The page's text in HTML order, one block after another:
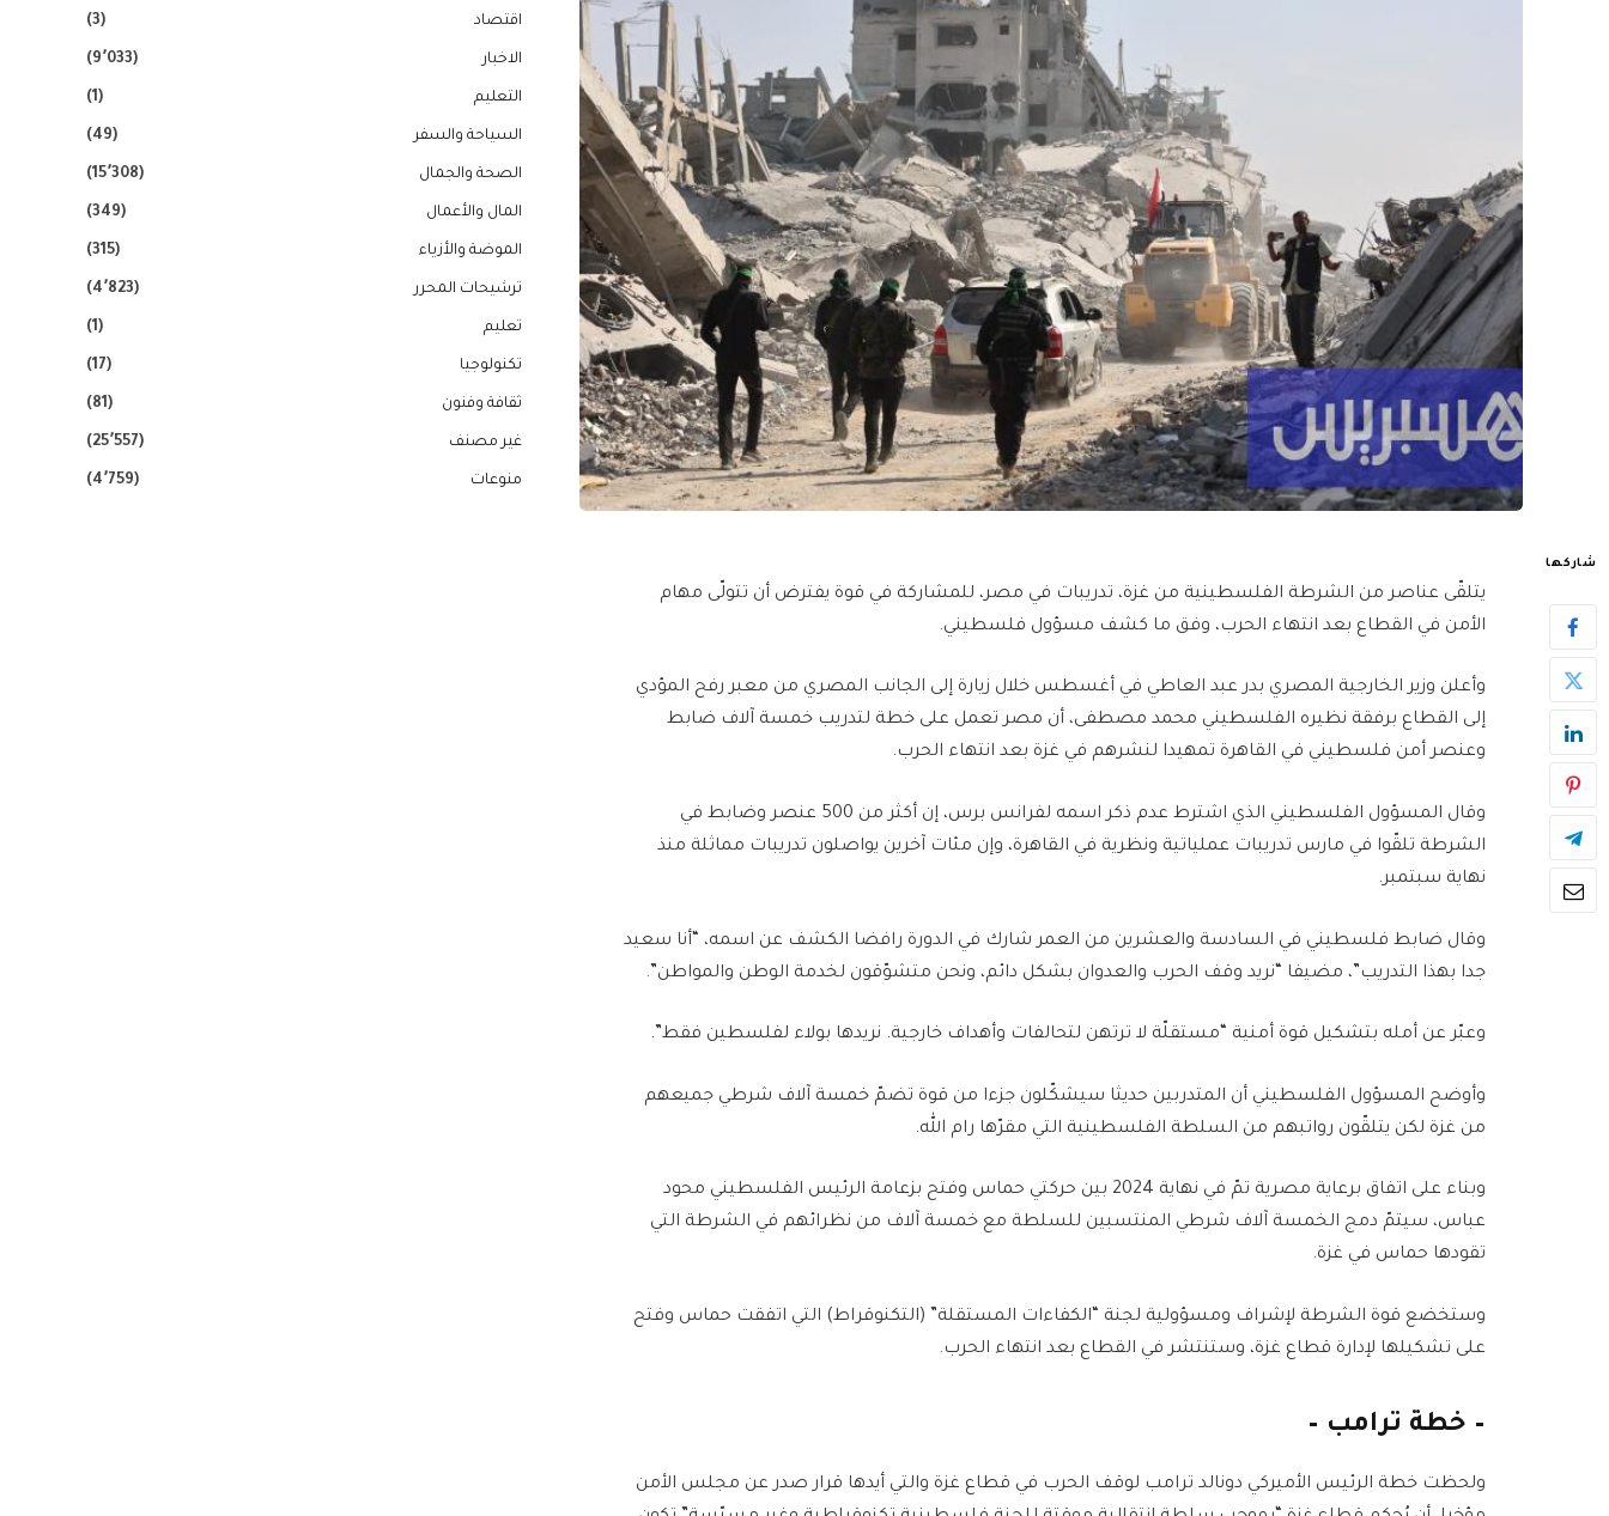
شاركها
يتلقّى عناصر من الشرطة الفلسطينية من غزة، تدريبات في مصر، للمشاركة في قوة يفترض أن تتولّى مهام
الأمن في القطاع بعد انتهاء الحرب، وفق ما كشف مسؤول فلسطيني.
وأعلن وزير الخارجية المصري بدر عبد العاطي في أغسطس خلال زيارة إلى الجانب المصري من معبر رفح المؤدي
إلى القطاع برفقة نظيره الفلسطيني محمد مصطفى، أن مصر تعمل على خطة لتدريب خمسة آلاف ضابط
وعنصر أمن فلسطيني في القاهرة تمهيدا لنشرهم في غزة بعد انتهاء الحرب.
وقال المسؤول الفلسطيني الذي اشترط عدم ذكر اسمه لفرانس برس، إن أكثر من 500 عنصر وضابط في
الشرطة تلقّوا في مارس تدريبات عملياتية ونظرية في القاهرة، وإن مئات آخرين يواصلون تدريبات مماثلة منذ
نهاية سبتمبر.
وقال ضابط فلسطيني في السادسة والعشرين من العمر شارك في الدورة رافضا الكشف عن اسمه، “أنا سعيد
جدا بهذا التدريب”، مضيفا “نريد وقف الحرب والعدوان بشكل دائم، ونحن متشوّقون لخدمة الوطن والمواطن”.
وعبّر عن أمله بتشكيل قوة أمنية “مستقلّة لا ترتهن لتحالفات وأهداف خارجية. نريدها بولاء لفلسطين فقط”.
وأوضح المسؤول الفلسطيني أن المتدربين حديثا سيشكّلون جزءا من قوة تضمّ خمسة آلاف شرطي جميعهم
من غزة لكن يتلقّون رواتبهم من السلطة الفلسطينية التي مقرّها رام الله.
وبناء على اتفاق برعاية مصرية تمّ في نهاية 2024 بين حركتي حماس وفتح بزعامة الرئيس الفلسطيني محود
عباس، سيتمّ دمج الخمسة آلاف شرطي المنتسبين للسلطة مع خمسة آلاف من نظرائهم في الشرطة التي
تقودها حماس في غزة.
وستخضع قوة الشرطة لإشراف ومسؤولية لجنة “الكفاءات المستقلة” (التكنوقراط) التي اتفقت حماس وفتح
على تشكيلها لإدارة قطاع غزة، وستنتشر في القطاع بعد انتهاء الحرب.
– خطة ترامب –
ولحظت خطة الرئيس الأميركي دونالد ترامب لوقف الحرب في قطاع غزة والتي أيدها قرار صدر عن مجلس الأمن
اقتصاد (3)
الاخبار (9٬033)
التعليم (1)
السياحة والسفر (49)
الصحة والجمال (15٬308)
المال والأعمال (349)
الموضة والأزياء (315)
ترشيحات المحرر (4٬823)
تعليم (1)
تكنولوجيا (17)
ثقافة وفنون (81)
غير مصنف (25٬557)
منوعات (4٬759)